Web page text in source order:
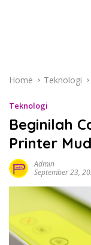
Home Teknologi
Teknologi
Beginilah
Printer
Admin
September 23,